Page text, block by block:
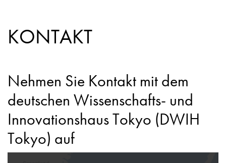
KONTAKT
Nehmen Sie Kontakt mit dem
deutschen Wissenschafts- und
Innovationshaus Tokyo (DWIH
Tokyo) auf